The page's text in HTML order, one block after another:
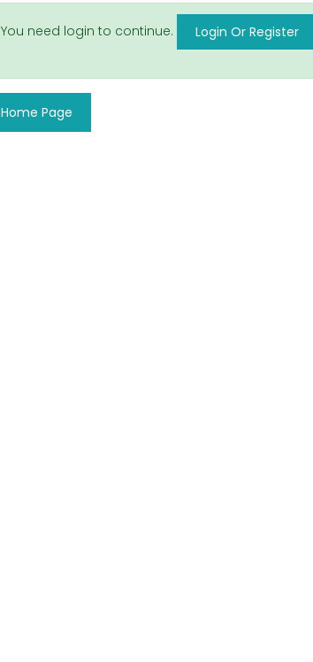
You need login to continue. Login Or Register
Home Page